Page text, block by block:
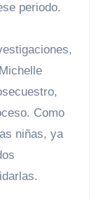
periodo.
Como
niñas, ya